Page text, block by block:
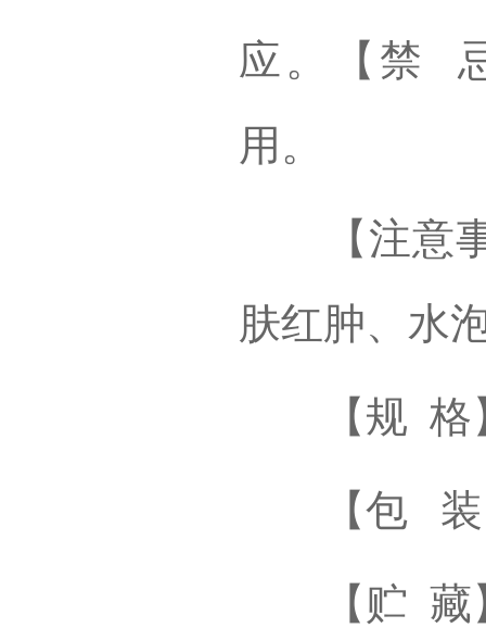
应。【禁
用。
【注意事
肤红肿、水
【规 格】
【包 装
【贮 藏】